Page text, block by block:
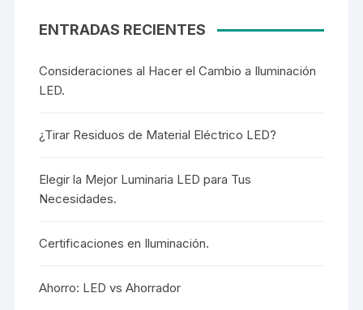
ENTRADAS RECIENTES
Consideraciones al Hacer el Cambio a Iluminación
LED.
¿Tirar Residuos de Material Eléctrico LED?
Elegir la Mejor Luminaria LED para Tus
Necesidades.
Certificaciones en Iluminación.
Ahorro: LED vs Ahorrador